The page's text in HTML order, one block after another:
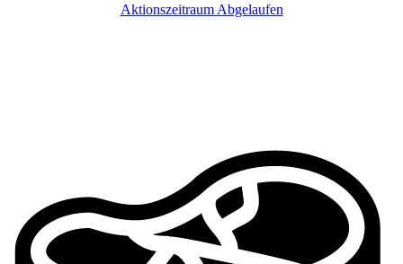
Aktionszeitraum Abgelaufen